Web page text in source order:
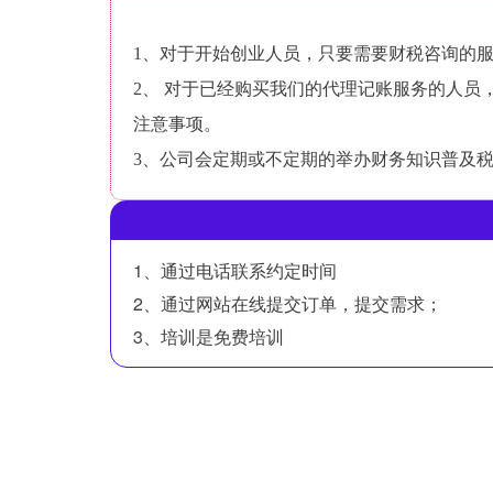
1、对于开始创业人员，只要需要财税咨询的
2、 对于已经购买我们的代理记账服务的人
注意事项。
3、公司会定期或不定期的举办财务知识
1、通过电话联系约定时间
2、通过网站在线提交订单，提交需求；
3、培训是免费培训